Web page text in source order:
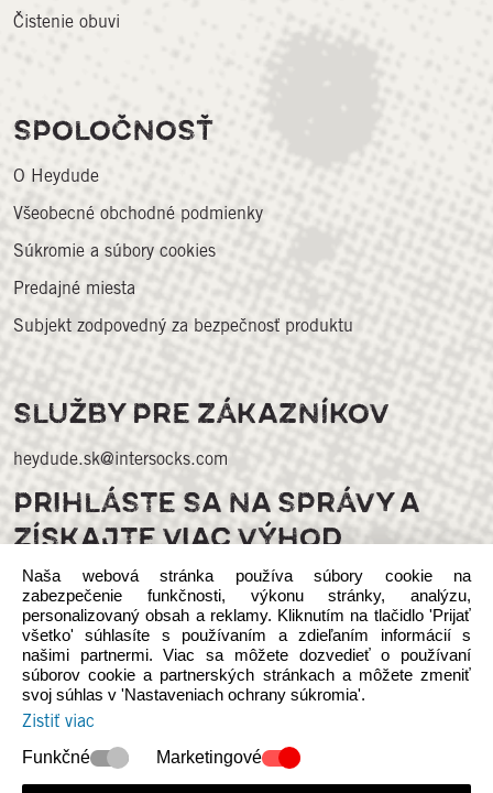
Čistenie obuvi
SPOLOČNOSŤ
O Heydude
Všeobecné obchodné podmienky
Súkromie a súbory cookies
Predajné miesta
Subjekt zodpovedný za bezpečnosť produktu
SLUŽBY PRE ZÁKAZNÍKOV
heydude.sk@intersocks.com
PRIHLÁSTE SA NA SPRÁVY A
ZÍSKAJTE VIAC VÝHOD
Sledujte nás na sociálnych médiách
Naša webová stránka používa súbory cookie na
zabezpečenie funkčnosti, výkonu stránky, analýzu,
personalizovaný obsah a reklamy. Kliknutím na tlačidlo 'Prijať
všetko' súhlasíte s používaním a zdieľaním informácií s
našimi partnermi. Viac sa môžete dozvedieť o používaní
súborov cookie a partnerských stránkach a môžete zmeniť
svoj súhlas v 'Nastaveniach ochrany súkromia'.
Zistiť viac
Funkčné Marketingové